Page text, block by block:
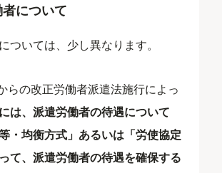
について
ついては、少し異なります。
らの改正労働者派遣法施行によっ
は、派遣労働者の待遇について
・均衡方式」あるいは「労使協定
て、派遣労働者の待遇を確保する